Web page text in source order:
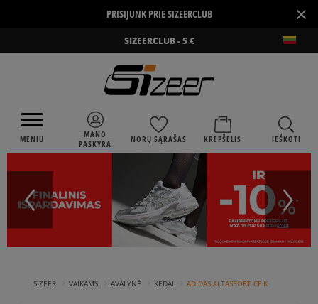
PRISIJUNK PRIE SIZEERCLUB ×
SIZEERCLUB - 5 €
MENIU
MANO
PASKYRA
NORŲ SĄRAŠAS KREPŠELIS IEŠKOTI
SIZEER VAIKAMS AVALYNĖ KEDAI ADIDAS ALTASPORT CF K